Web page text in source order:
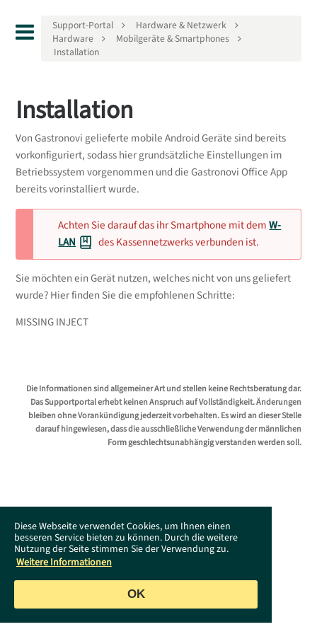
Diese Webseite verwendet Cookies, um Ihnen einen
besseren Service bieten zu können. Durch die weitere
Nutzung der Seite stimmen Sie der Verwendung zu.
Weitere Informationen
OK
Support-Portal
Hardware & Netzwerk
Hardware
Mobilgeräte & Smartphones
Installation
Installation
Von Gastronovi gelieferte mobile Android Geräte sind bereits
vorkonfiguriert, sodass hier grundsätzliche Einstellungen im
Betriebssystem vorgenommen und die Gastronovi Office App
bereits vorinstalliert wurde.
Achten Sie darauf das ihr Smartphone mit demW-
LAN
des Kassennetzwerks verbunden ist.
Sie möchten ein Gerät nutzen, welches nicht von uns geliefert
wurde? Hier finden Sie die empfohlenen Schritte:
MISSING INJECT
Die Informationen sind allgemeiner Art und stellen keine Rechtsberatung dar.
Das Supportportal erhebt keinen Anspruch auf Vollständigkeit. Änderungen
bleiben ohne Vorankündigung jederzeit vorbehalten. Es wird an dieser Stelle
darauf hingewiesen, dass die ausschließliche Verwendung der männlichen
Form geschlechtsunabhängig verstanden werden soll.